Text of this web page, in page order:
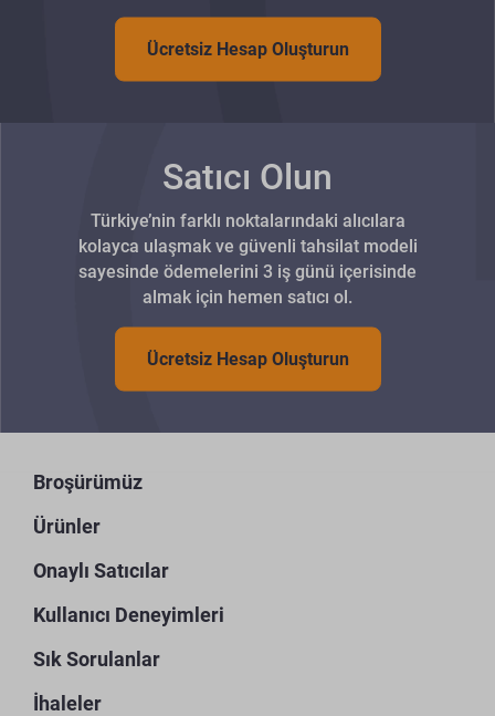
Ücretsiz Hesap Oluşturun
Satıcı Olun
Türkiye’nin farklı noktalarındaki alıcılara
kolayca ulaşmak ve güvenli tahsilat modeli
sayesinde ödemelerini 3 iş günü içerisinde
almak için hemen satıcı ol.
Ücretsiz Hesap Oluşturun
Broşürümüz
Ürünler
Onaylı Satıcılar
Kullanıcı Deneyimleri
Sık Sorulanlar
İhaleler